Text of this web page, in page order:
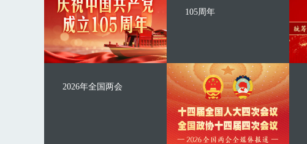
105周年
2026年全国两会